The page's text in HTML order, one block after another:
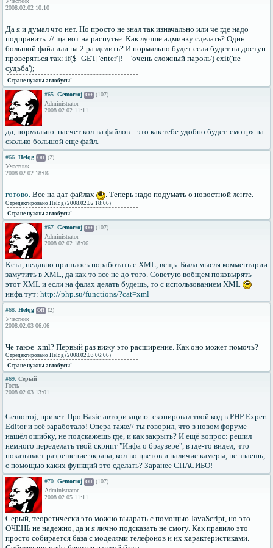
2008.02.02 10:10
Да я и думал что нет. Но просто не знал так изначально или че где надо
подправить. // ща вот на распутье. Как лучше админку сделать? Один
большой файл или на 2 разделить? И нормально будет если будет на доступ
проверяться так: if($_GET['enter']!=='очень сложный пароль') exit('не
судьба');
Стране нужны автобусы!
#65. Gemorroj Off (107)
Administrator
2008.02.02 11:11
да, нормально. насчет кол-ва файлов... это как тебе удобно будет. смотря на
сколько большой еще файл.
#66. Helqg Off (2)
Участник
2008.02.02 18:06
готово. Все на дат файлах . Теперь надо подумать о новостной ленте.
Отредактировано Helqg (2008.02.02 18:06)
Стране нужны автобусы!
#67. Gemorroj Off (107)
Administrator
2008.02.02 18:06
Кста, недавно пришлось поработать с XML, вещь. Была мысля комментарии
замутить в XML, да как-то все не до того. Советую вобщем поковырять
этот XML и если на фалах делать будешь, то с использованием XML
инфа тут: http://php.su/functions/?cat=xml
#68. Helqg Off (2)
Участник
2008.02.03 06:06
Че такое .xml? Первый раз вижу это расширение. Как оно может помочь?
Отредактировано Helqg (2008.02.03 06:06)
Стране нужны автобусы!
#69. Серый
Гость
2008.02.03 13:01
Gemorroj, привет. Про Basic авторизацию: скопировал твой код в PHP Expert
Editor и всё заработало! Опера таже// ты говорил, что в новом форуме
нашёл ошибку, не подскажешь где, и как закрыть? И ещё вопрос: решил
немного переделать твой скрипт "Инфа о браузере", в где-то видел, что
показывает разрешение экрана, кол-во цветов и наличие камеры, не знаешь,
с помощью каких функций это сделать? Заранее СПАСИБО!
#70. Gemorroj Off (107)
Administrator
2008.02.05 11:11
Серый, теоретически это можно выдрать с помощью JavaScript, но это
ОЧЕНЬ не надежно, да и я лично подсказать не смогу. Как правило это
просто собирается база с моделями телефонов и их характеристиками.